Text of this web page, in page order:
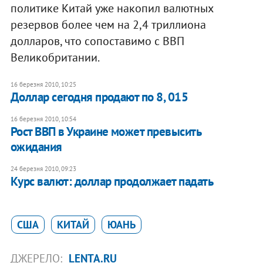
политике Китай уже накопил валютных
резервов более чем на 2,4 триллиона
долларов, что сопоставимо с ВВП
Великобритании.
16 березня 2010, 10:25
Доллар сегодня продают по 8, 015
16 березня 2010, 10:54
Рост ВВП в Украине может превысить
ожидания
24 березня 2010, 09:23
Курс валют: доллар продолжает падать
США КИТАЙ ЮАНЬ
ДЖЕРЕЛО: LENTA.RU